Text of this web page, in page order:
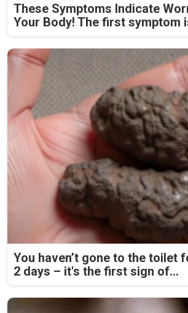
These Symptoms Indicate
Your Body! The first symptom
You haven’t gone to the toilet
2 days – it's the first sign of...